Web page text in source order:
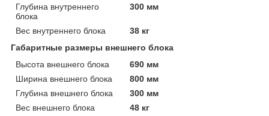
Глубина внутреннего
блока
300 мм
Вес внутреннего блока
38 кг
Габаритные размеры внешнего блока
Высота внешнего блока
690 мм
Ширина внешнего блока
800 мм
Глубина внешнего блока
300 мм
Вес внешнего блока
48 кг